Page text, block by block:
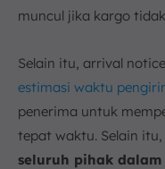
muncul jika kargo
Selain itu, arrival
estimasi waktu
penerima untuk
tepat waktu. Selain
seluruh pihak